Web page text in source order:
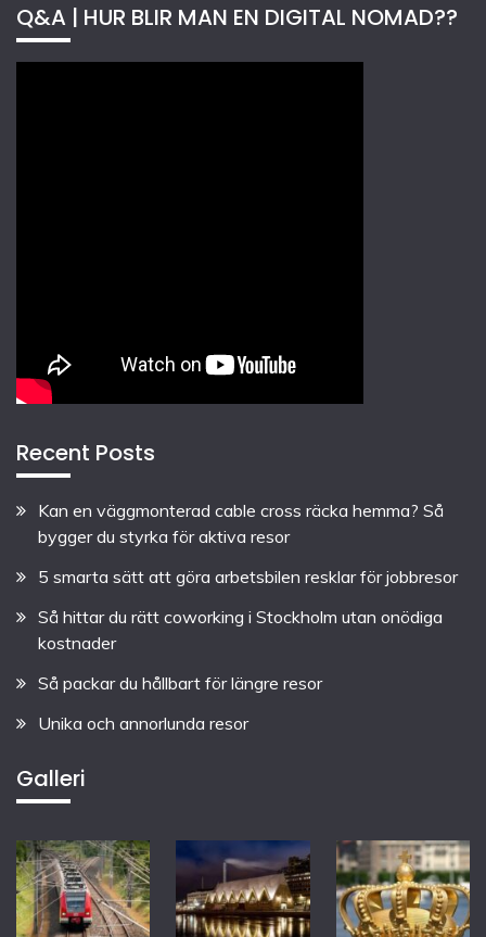
Q&A | HUR BLIR MAN EN DIGITAL NOMAD??
Recent Posts
Kan en väggmonterad cable cross räcka hemma? Så
bygger du styrka för aktiva resor
5 smarta sätt att göra arbetsbilen resklar för jobbresor
Så hittar du rätt coworking i Stockholm utan onödiga
kostnader
Så packar du hållbart för längre resor
Unika och annorlunda resor
Galleri